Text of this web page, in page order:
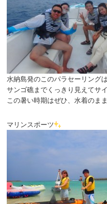
水納島発のこのパラセーリング
サンゴ礁までくっきり見えてサ
この暑い時期はぜひ、水着のま
マリンスポーツ